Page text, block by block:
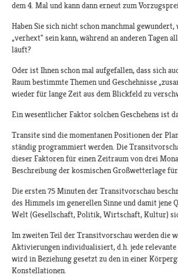
dem 4. Mal und kann dann erneut zum
Haben Sie sich nicht schon manchmal gewundert,
„verhext" sein kann, während an anderen Tagen
läuft?
Oder ist Ihnen schon mal aufgefallen, dass sich
Raum bestimmte Themen und Geschehnisse
wieder für lange Zeit aus dem Blickfeld zu
Ein wesentlicher Faktor solchen Geschehens ist
Transite sind die momentanen Positionen der
ständig programmiert werden. Die
dieser Faktoren für einen Zeitraum von drei
Beschreibung der kosmischen Großwetterlage
Die ersten 75 Minuten der Transitvorschau
des Himmels im generellen Sinne und damit jene
Welt (Gesellschaft, Politik, Wirtschaft, Kultur)
Im zweiten Teil der Transitvorschau werden die
Aktivierungen individualisiert, d.h. jede
wird in Beziehung gesetzt zu den in einer
Konstellationen.